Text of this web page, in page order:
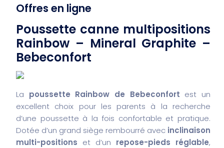
Offres en ligne
Poussette canne multipositions
Rainbow – Mineral Graphite –
Bebeconfort
La poussette Rainbow de Bebeconfort est un
excellent choix pour les parents à la recherche
d’une poussette à la fois confortable et pratique.
Dotée d’un grand siège rembourré avec inclinaison
multi-positions et d’un repose-pieds réglable,